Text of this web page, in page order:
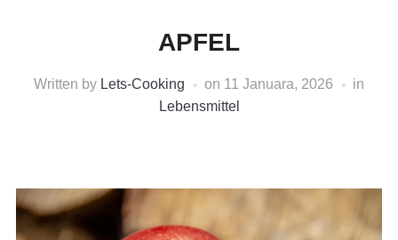
APFEL
Written by Lets-Cooking on 11 Januara, 2026
in
Lebensmittel